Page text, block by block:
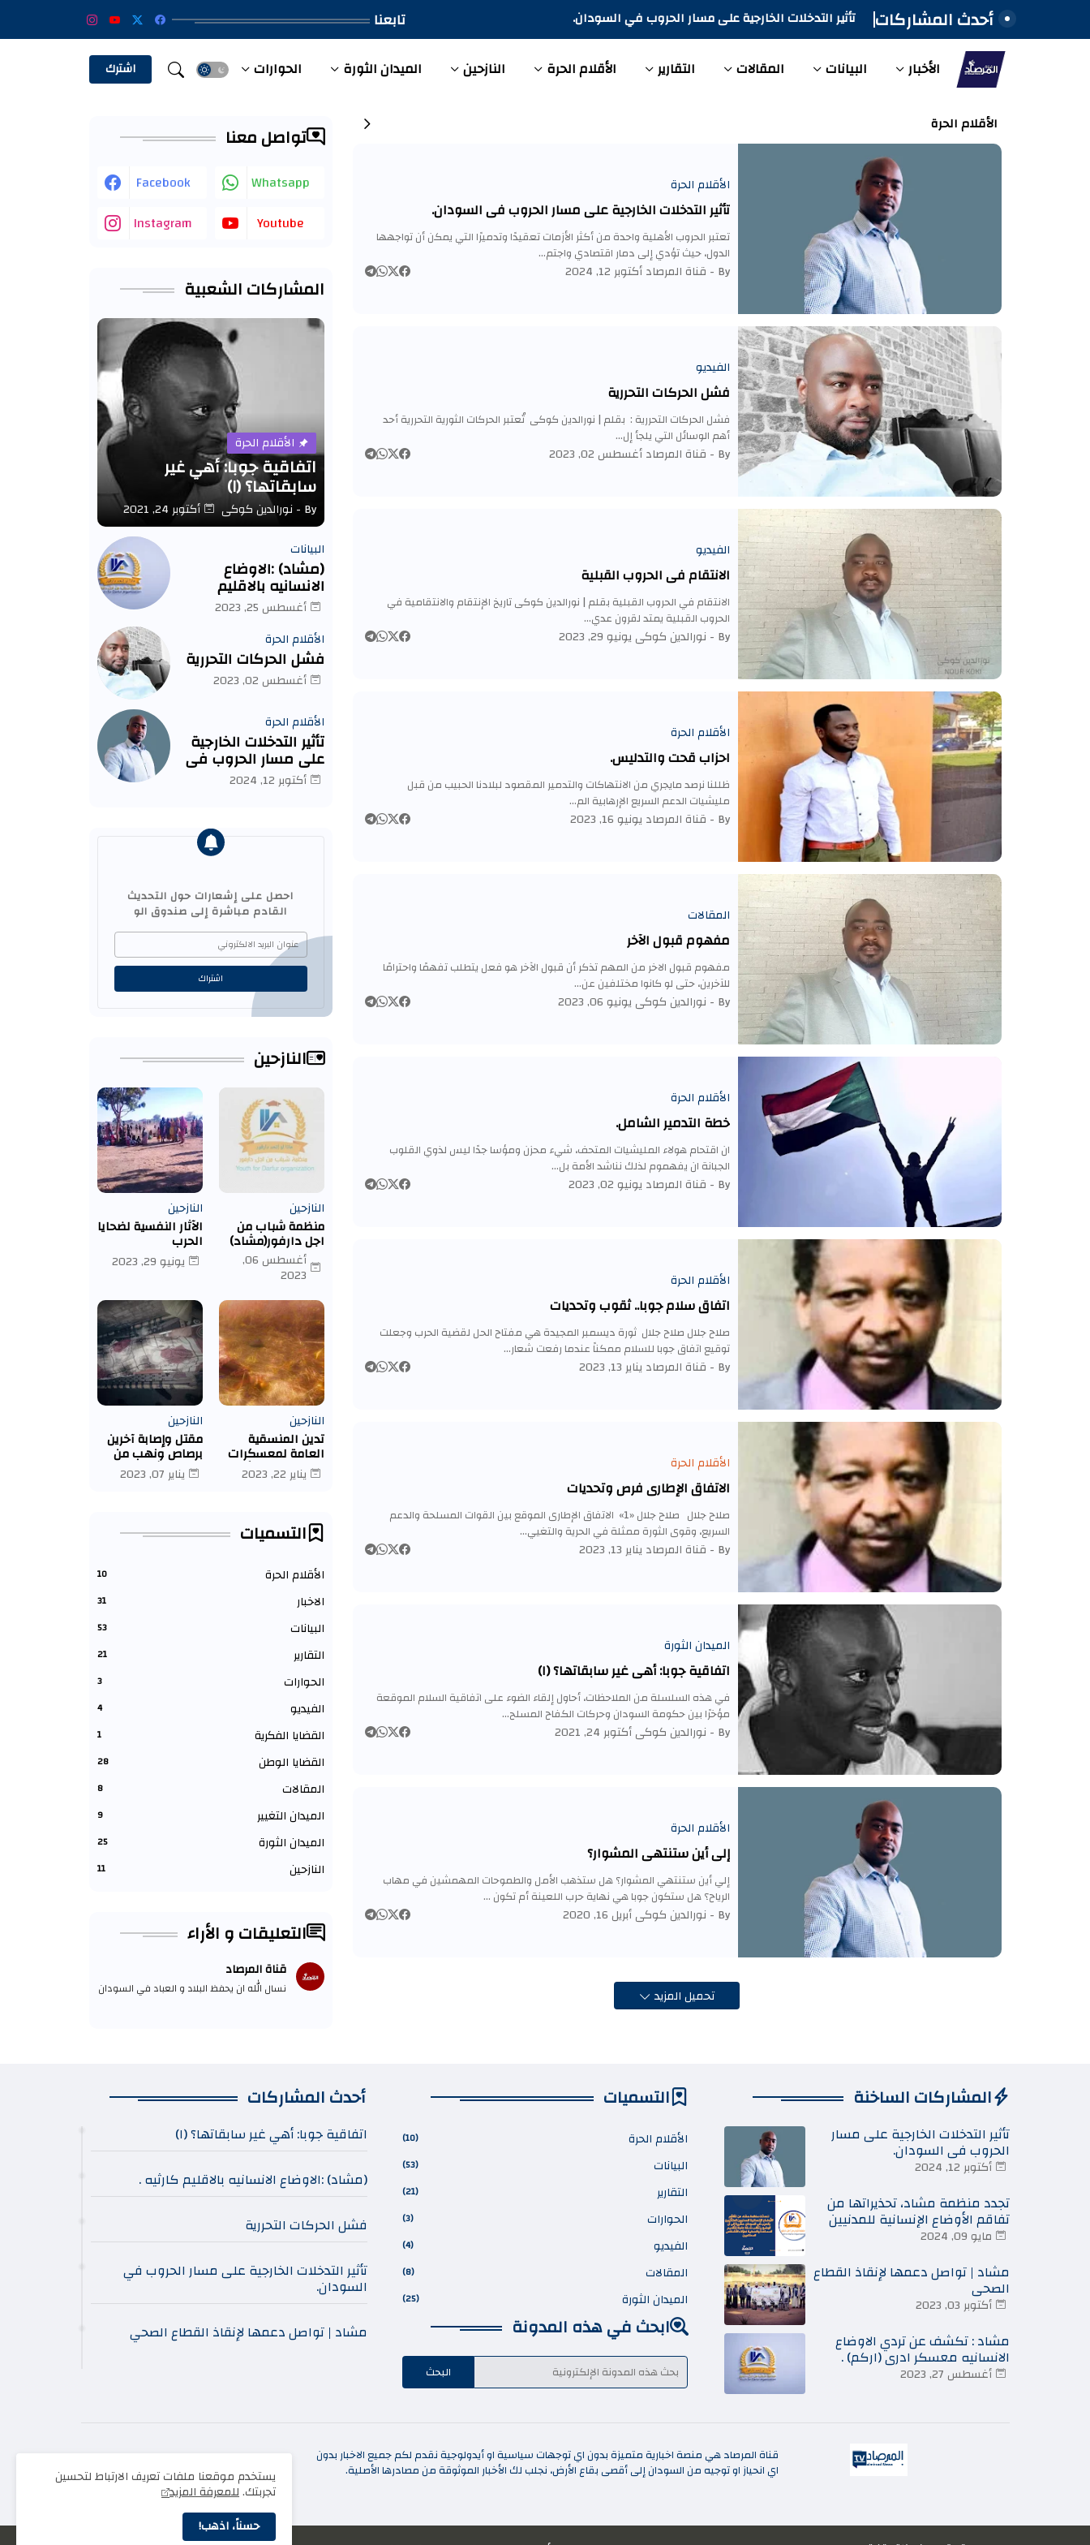
أحدث المشاركات
تجدد منظمة مشاد، تحذيراتها من تفاقم الأوضاع الإنسانية للمدنيين المتأثرين بالحرب في
السودان
تابعنا
الأخبار البيانات المقالات التقارير الأقلام الحرة النازحين الميدان الثورة الحوارات الفيديو اشترك
الأقلام الحرة
الأقلام الحرة
تأثير التدخلات الخارجية على مسار الحروب في السودان.
تعتبر الحروب الأهلية واحدة من أكثر الأزمات تعقيدًا وتدميرًا التي يمكن أن تواجهها
الدول، حيث تؤدي إلى دمار اقتصادي واجتم…
By - قناة المرصاد أكتوبر 12, 2024
الفيديو
فشل الحركات التحررية
فشل الحركات التحررية : بقلم | نورالدين كوكى تُعتبر الحركات الثورية التحررية أحد
أهم الوسائل التي يلجأ إل…
By - قناة المرصاد أغسطس 02, 2023
الفيديو
الانتقام في الحروب القبلية
الانتقام في الحروب القبلية بقلم | نورالدين كوكى تاريخ الإنتقام والانتقامية في
الحروب القبلية يمتد لقرون عدي…
By - نورالدين كوكى يونيو 29, 2023
الأقلام الحرة
احزاب قحت والتدليس.
ظللنا نرصد مايجري من الانتهاكات والتدمير المقصود لبلادنا الحبيب من قبل
مليشيات الدعم السريع الإرهابية الم…
By - قناة المرصاد يونيو 16, 2023
المقالات
مفهوم قبول الآخر
مفهوم قبول الاخر من المهم تذكر أن قبول الآخر هو فعل يتطلب تفهمًا واحترامًا
للآخرين، حتى لو كانوا مختلفين عن…
By - نورالدين كوكى يونيو 06, 2023
الأقلام الحرة
خطة التدمير الشامل.
ان اقتحام هولاء المليشيات المتحف، شيء محزن ومؤسا جدًا ليس لذوي القلوب
الجبانة ان يفهموم لذلك نناشد الأمة بل…
By - قناة المرصاد يونيو 02, 2023
الأقلام الحرة
اتفاق سلام جوبا.. ثقوب وتحديات
صلاح جلال صلاح جلال ثورة ديسمبر المجيدة هي مفتاح الحل لقضية الحرب وجعلت
توقيع اتفاق جوبا للسلام ممكناً عندما رفعت شعار…
By - قناة المرصاد يناير 13, 2023
الأقلام الحرة
الاتفاق الإطاري فرص وتحديات
صلاح جلال صلاح جلال «1» الاتفاق الإطارى الموقع بين القوات المسلحة والدعم
السريع، وقوى الثورة ممثلة في الحرية والتغيي…
By - قناة المرصاد يناير 13, 2023
الميدان الثورة
اتفاقية جوبا: أهي غير سابقاتها؟ (١)
في هذه السلسلة من الملاحظات، أحاول إلقاء الضوء على اتفاقية السلام الموقعة
مؤخرًا بين حكومة السودان وحركات الكفاح المسلح…
By - نورالدين كوكى أكتوبر 24, 2021
الأقلام الحرة
إلي أين ستنتهي المشوار؟
إلي أين ستنتهي المشوار؟ هل ستذهب الأمل والطموحات المهمشين في مهاب
الرياح؟ هل ستكون جوبا هي نهاية حرب اللعينة أم تكون …
By - نورالدين كوكى أبريل 16, 2020
تحميل المزيد
تواصل معنا
Facebook
Whatsapp
Instagram
Youtube
المشاركات الشعبية
الأقلام الحرة
اتفاقية جوبا: أهي غير
سابقاتها؟ (١)
By - نورالدين كوكى
أكتوبر 24, 2021
البيانات
(مشاد) :الاوضاع
الانسانيه بالاقليم
كارثيه .
أغسطس 25, 2023
الأقلام الحرة
فشل الحركات التحررية
أغسطس 02, 2023
الأقلام الحرة
تأثير التدخلات الخارجية
على مسار الحروب في
السودان.
أكتوبر 12, 2024
احصل على إشعارات حول التحديث
القادم مباشرة إلى صندوق الو
النازحين
النازحين
منظمة شباب من
اجل دارفور(مشاد)
تبتدر حملتها الاولى
لتوزع مساعدات
ماديه بمعسكر
ادري- تشاد
أغسطس 06,
2023
النازحين
الآثار النفسية لضحايا
الحرب
يونيو 29, 2023
النازحين
تدين المنسقية
العامة لمعسكرات
النازحين واللاجئين
قتل النازحة/ نوال
يناير 22, 2023
النازحين
مقتل وإصابة آخرين
برصاص ونهب من
قبل مليشيات
الجنجويد بولاية
يناير 07, 2023
التسميات
الأقلام الحرة 10
الاخبار 31
البيانات 53
التقارير 21
الحوارات 3
الفيديو 4
القضايا الفكرية 1
القضايا الوطن 28
المقالات 8
الميدان التغيير 9
الميدان الثورة 25
النازحين 11
التعليقات و الأراء
قناة المرصاد
نسال الله ان يحفظ البلاد و العباد في السودان
المشاركات الساخنة
تأثير التدخلات الخارجية على مسار
الحروب في السودان.
أكتوبر 12, 2024
تجدد منظمة مشاد، تحذيراتها من
تفاقم الأوضاع الإنسانية للمدنيين
المتأثرين بالحرب في السودان
مايو 09, 2024
مشاد | تواصل دعمها لإنقاذ القطاع
الصحي
أكتوبر 03, 2023
مشاد : تكشف عن تردي الاوضاع
الانسانيه معسكر ادري (اركم) .
أغسطس 27, 2023
التسميات
الأقلام الحرة (10)
البيانات (53)
التقارير (21)
الحوارات (3)
الفيديو (4)
المقالات (8)
الميدان الثورة (25)
ابحث في هذه المدونة
أحدث المشاركات
اتفاقية جوبا: أهي غير سابقاتها؟ (١)
(مشاد) :الاوضاع الانسانيه بالاقليم كارثيه .
فشل الحركات التحررية
تأثير التدخلات الخارجية على مسار الحروب في
السودان.
مشاد | تواصل دعمها لإنقاذ القطاع الصحي
قناة المرصاد هي منصة اخبارية متميزة بدون اي توجهات سياسية او أيدولوجية نقدم لكم جميع الاخبار بدون
اي انحياز او توجيه من السودان إلى أقصى بقاع الأرض، نجلب لك الأخبار الموثوقة من مصادرها الأصلية. يستخدم موقعنا ملفات تعريف الارتباط لتحسين
تجربتك.للمعرفة المزيد
حسناً، اذهب!